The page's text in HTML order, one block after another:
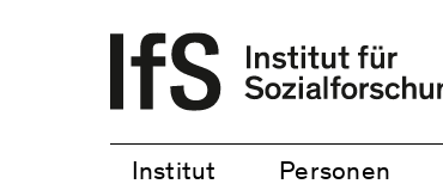
Institut Personen